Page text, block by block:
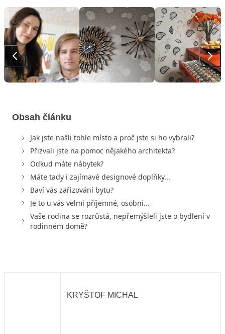
Obsah článku
Jak jste našli tohle místo a proč jste si ho vybrali?
Přizvali jste na pomoc nějakého architekta?
Odkud máte nábytek?
Máte tady i zajímavé designové doplňky...
Baví vás zařizování bytu?
Je to u vás velmi příjemné, osobní...
Vaše rodina se rozrůstá, nepřemýšleli jste o bydlení v
rodinném domě?
KRYŠTOF MICHAL